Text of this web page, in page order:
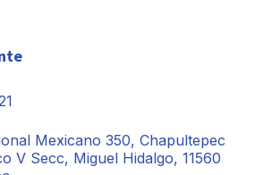
Mexicano 350, Chapultepec
V Secc, Miguel Hidalgo, 11560